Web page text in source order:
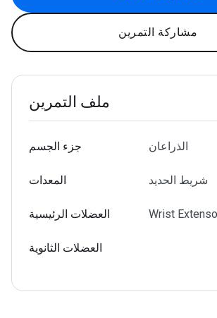
مشاركة التمرين
ملف التمرين
جزء الجسم الذراعان
المعدات شريط الحديد
العضلات الرئيسية Wrist
العضلات الثانوية